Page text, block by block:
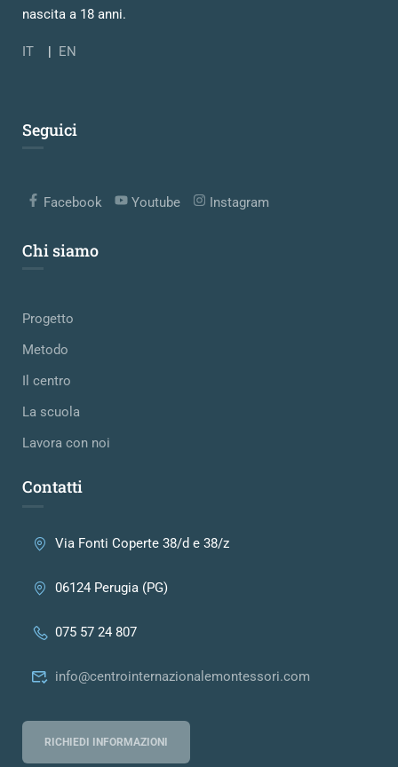
nascita a 18 anni.
IT | EN
Seguici
Facebook Youtube Instagram
Chi siamo
Progetto
Metodo
Il centro
La scuola
Lavora con noi
Contatti
Via Fonti Coperte 38/d e 38/z
06124 Perugia (PG)
075 57 24 807
info@centrointernazionalemontessori.com
RICHIEDI INFORMAZIONI